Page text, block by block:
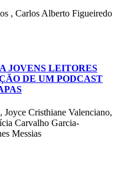
, Carlos Alberto Figueiredo
JOVENS LEITORES
DE UM PODCAST
Joyce Cristhiane Valenciano,
Carvalho Garcia-
Messias